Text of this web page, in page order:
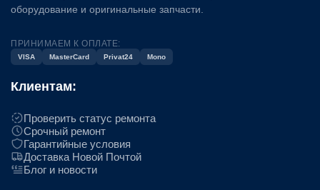
оборудование и оригинальные запчасти.
ПРИНИМАЕМ К ОПЛАТЕ:
VISA MasterCard Privat24 Mono
Клиентам:
Проверить статус ремонта
Срочный ремонт
Гарантийные условия
Доставка Новой Почтой
Блог и новости